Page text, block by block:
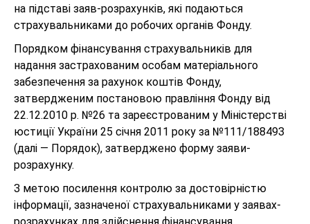
на підставі заяв-розрахунків, які подаються
страхувальниками до робочих органів Фонду.
Порядком фінансування страхувальників для
надання застрахованим особам матеріального
забезпечення за рахунок коштів Фонду,
затвердженим постановою правління Фонду від
22.12.2010 р. №26 та зареєстрованим у Міністерстві
юстиції України 25 січня 2011 року за №111/18849З
(далі — Порядок), затверджено форму заяви-
розрахунку.
З метою посилення контролю за достовірністю
інформації, зазначеної страхувальниками у заявах-